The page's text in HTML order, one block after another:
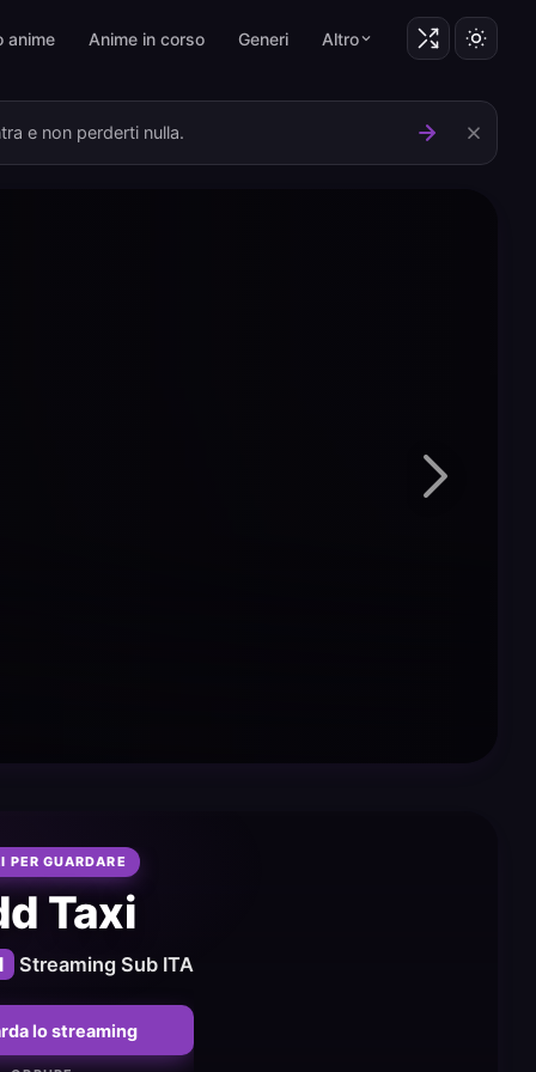
anime Anime in corso Generi Altro
e non perderti nulla.
PER GUARDARE
Taxi
Streaming Sub ITA
lo streaming